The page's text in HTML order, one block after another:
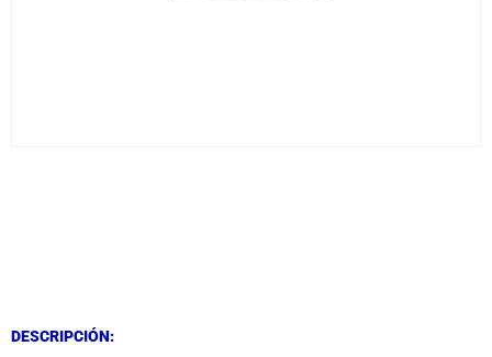
DESCRIPCIÓN: